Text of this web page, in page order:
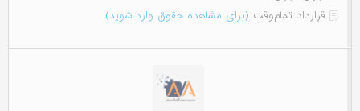
قرارداد تمام‌وقت (برای مشاهده حقوق وارد شوید)